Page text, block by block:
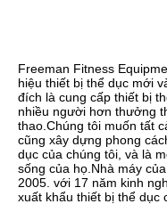
Freeman Fitness
hiệu thiết bị thể dục mới
đích là cung cấp thiết bị
nhiều người hơn thưởng
thao.Chúng tôi muốn tất
cũng xây dựng phong
dục của chúng tôi, và là
sống của họ.Nhà máy
2005. với 17 năm kinh
xuất khẩu thiết bị thể dục